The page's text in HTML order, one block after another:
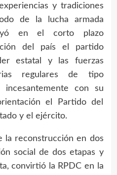
y tradiciones
de la lucha armada
en el corto plazo
del país el partido
estatal y las fuerzas
regulares de tipo
incesantemente con su
el Partido del
y el ejército.
la reconstrucción en dos
social de dos etapas y
convirtió la RPDC en la